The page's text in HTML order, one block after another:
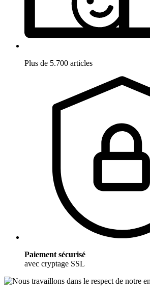
Plus de 5.700 articles
Paiement sécurisé
avec cryptage SSL